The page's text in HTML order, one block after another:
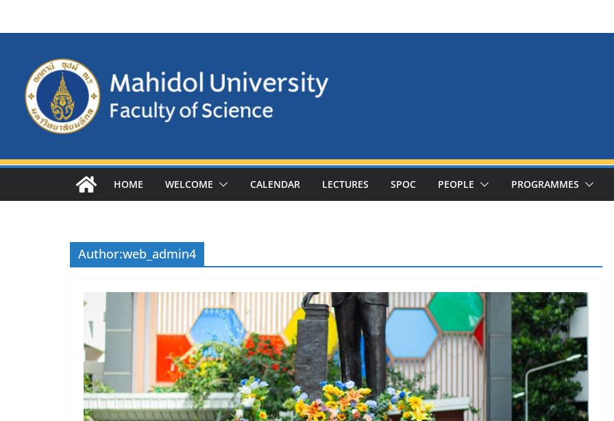
HOME WELCOME CALENDAR LECTURES SPOC PEOPLE PROGRAMMES
Author:web_admin4